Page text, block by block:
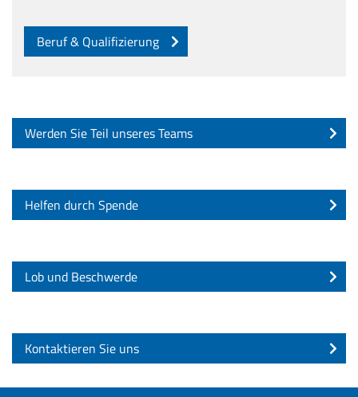
Beruf & Qualifizierung
Werden Sie Teil unseres Teams
Helfen durch Spende
Lob und Beschwerde
Kontaktieren Sie uns